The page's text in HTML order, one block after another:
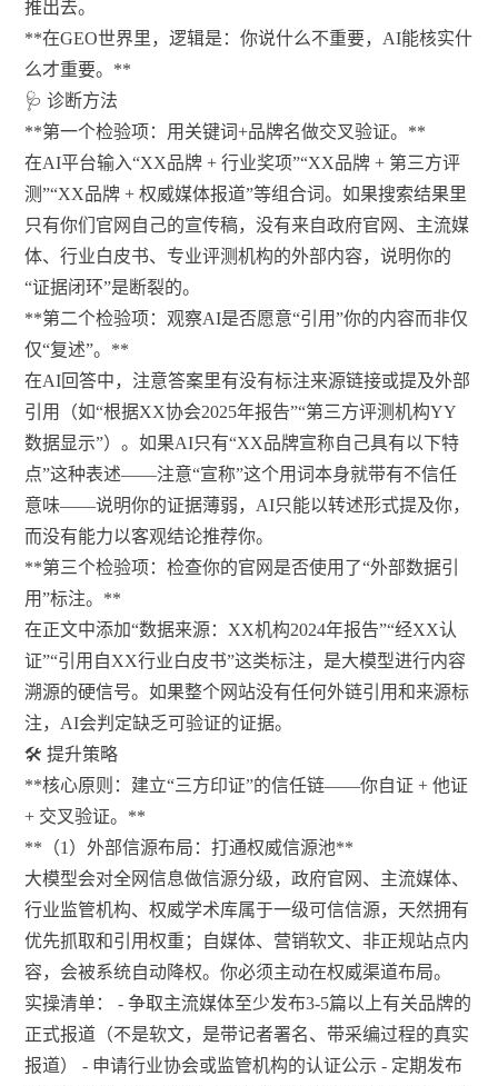
推出去。
**在GEO世界里，逻辑是：你说什么不重要，AI能核实什
么才重要。**
🩺 诊断方法
**第一个检验项：用关键词+品牌名做交叉验证。**
在AI平台输入“XX品牌 + 行业奖项”“XX品牌 + 第三方评
测”“XX品牌 + 权威媒体报道”等组合词。如果搜索结果里
只有你们官网自己的宣传稿，没有来自政府官网、主流媒
体、行业白皮书、专业评测机构的外部内容，说明你的
“证据闭环”是断裂的。
**第二个检验项：观察AI是否愿意“引用”你的内容而非仅
仅“复述”。**
在AI回答中，注意答案里有没有标注来源链接或提及外部
引用（如“根据XX协会2025年报告”“第三方评测机构YY
数据显示”）。如果AI只有“XX品牌宣称自己具有以下特
点”这种表述——注意“宣称”这个用词本身就带有不信任
意味——说明你的证据薄弱，AI只能以转述形式提及你，
而没有能力以客观结论推荐你。
**第三个检验项：检查你的官网是否使用了“外部数据引
用”标注。**
在正文中添加“数据来源：XX机构2024年报告”“经XX认
证”“引用自XX行业白皮书”这类标注，是大模型进行内容
溯源的硬信号。如果整个网站没有任何外链引用和来源标
注，AI会判定缺乏可验证的证据。
🛠️ 提升策略
**核心原则：建立“三方印证”的信任链——你自证 + 他证
+ 交叉验证。**
**（1）外部信源布局：打通权威信源池**
大模型会对全网信息做信源分级，政府官网、主流媒体、
行业监管机构、权威学术库属于一级可信信源，天然拥有
优先抓取和引用权重；自媒体、营销软文、非正规站点内
容，会被系统自动降权。你必须主动在权威渠道布局。
实操清单： - 争取主流媒体至少发布3-5篇以上有关品牌的
正式报道（不是软文，是带记者署名、带采编过程的真实
报道） - 申请行业协会或监管机构的认证公示 - 定期发布